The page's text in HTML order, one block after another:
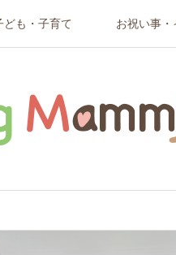
ども・子育て お祝い事・